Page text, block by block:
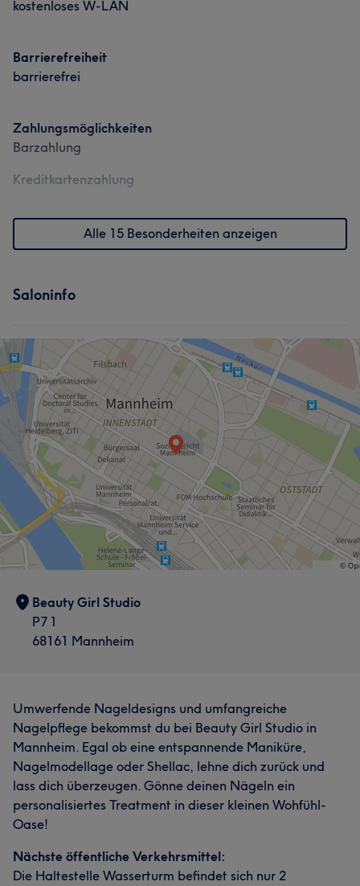
kostenloses W-LAN
Barrierefreiheit
barrierefrei
Zahlungsmöglichkeiten
Barzahlung
Kreditkartenzahlung
Alle 15 Besonderheiten anzeigen
Saloninfo
Beauty Girl Studio
P7 1
68161 Mannheim
Umwerfende Nageldesigns und umfangreiche
Nagelpflege bekommst du bei Beauty Girl Studio in
Mannheim. Egal ob eine entspannende Maniküre,
Nagelmodellage oder Shellac, lehne dich zurück und
lass dich überzeugen. Gönne deinen Nägeln ein
personalisiertes Treatment in dieser kleinen Wohfühl-
Oase!
Nächste öffentliche Verkehrsmittel:
Die Haltestelle Wasserturm befindet sich nur 2